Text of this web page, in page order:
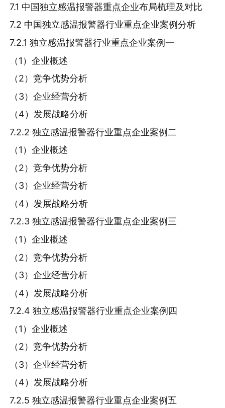
7.1 中国独立感温报警器重点企业布局梳理及对比
7.2 中国独立感温报警器行业重点企业案例分析
7.2.1 独立感温报警器行业重点企业案例一
（1）企业概述
（2）竞争优势分析
（3）企业经营分析
（4）发展战略分析
7.2.2 独立感温报警器行业重点企业案例二
（1）企业概述
（2）竞争优势分析
（3）企业经营分析
（4）发展战略分析
7.2.3 独立感温报警器行业重点企业案例三
（1）企业概述
（2）竞争优势分析
（3）企业经营分析
（4）发展战略分析
7.2.4 独立感温报警器行业重点企业案例四
（1）企业概述
（2）竞争优势分析
（3）企业经营分析
（4）发展战略分析
7.2.5 独立感温报警器行业重点企业案例五